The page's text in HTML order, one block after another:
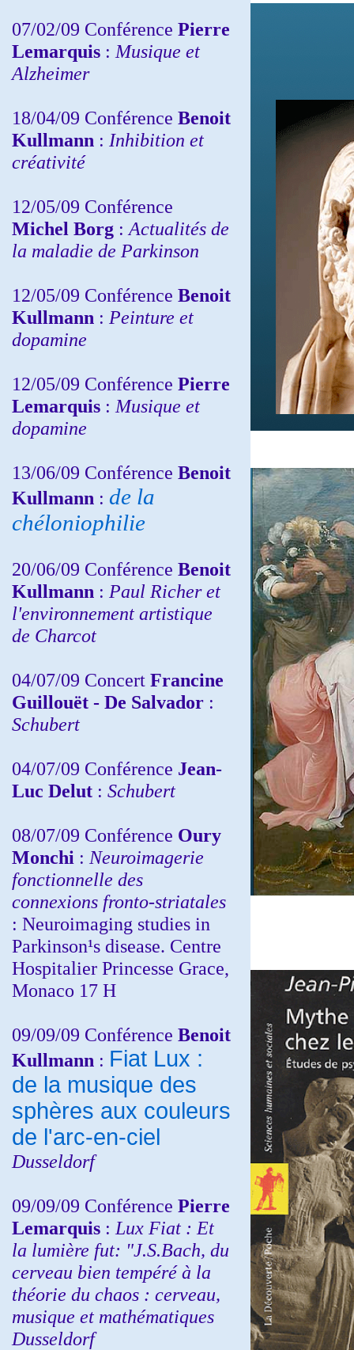
07/02/09 Conférence Pierre
Lemarquis : Musique et
Alzheimer
18/04/09 Conférence Benoit
Kullmann : Inhibition et
créativité
12/05/09 Conférence
Michel Borg : Actualités de
la maladie de Parkinson
12/05/09 Conférence Benoit
Kullmann : Peinture et
dopamine
12/05/09 Conférence Pierre
Lemarquis : Musique et
dopamine
13/06/09 Conférence Benoit
Kullmann : de la
chéloniophilie
20/06/09 Conférence Benoit
Kullmann : Paul Richer et
l'environnement artistique
de Charcot
04/07/09 Concert Francine
Guillouët - De Salvador :
Schubert
04/07/09 Conférence Jean-
Luc Delut : Schubert
08/07/09 Conférence Oury
Monchi : Neuroimagerie
fonctionnelle des
connexions fronto-striatales
: Neuroimaging studies in
Parkinson¹s disease. Centre
Hospitalier Princesse Grace,
Monaco 17 H
09/09/09 Conférence Benoit
Kullmann : Fiat Lux :
de la musique des
sphères aux couleurs
de l'arc-en-ciel
Dusseldorf
09/09/09 Conférence Pierre
Lemarquis : Lux Fiat : Et
la lumière fut: "J.S.Bach, du
cerveau bien tempéré à la
théorie du chaos : cerveau,
musique et mathématiques
Dusseldorf